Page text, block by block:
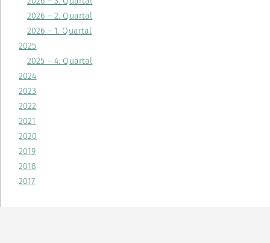
2026 – 2. Quartal
2026 – 1. Quartal
2025
2025 – 4. Quartal
2024
2023
2022
2021
2020
2019
2018
2017